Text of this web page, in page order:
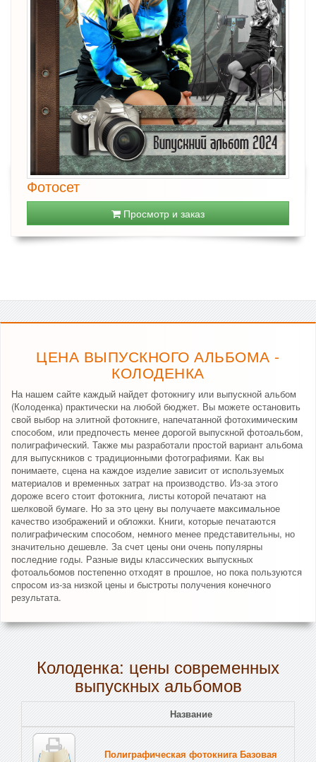
Фотосет
Просмотр и заказ
ЦЕНА ВЫПУСКНОГО АЛЬБОМА -
КОЛОДЕНКА
На нашем сайте каждый найдет фотокнигу или выпускной альбом
(Колоденка) практически на любой бюджет. Вы можете остановить
свой выбор на элитной фотокниге, напечатанной фотохимическим
способом, или предпочесть менее дорогой выпускной фотоальбом,
полиграфический. Также мы разработали простой вариант альбома
для выпускников с традиционными фотографиями. Как вы
понимаете, сцена на каждое изделие зависит от используемых
материалов и временных затрат на производство. Из-за этого
дороже всего стоит фотокнига, листы которой печатают на
шелковой бумаге. Но за это цену вы получаете максимальное
качество изображений и обложки. Книги, которые печатаются
полиграфическим способом, немного менее представительны, но
значительно дешевле. За счет цены они очень популярны
последние годы. Разные виды классических выпускных
фотоальбомов постепенно отходят в прошлое, но пока пользуются
спросом из-за низкой цены и быстроты получения конечного
результата.
Колоденка: цены современных
выпускных альбомов
Название
Полиграфическая фотокнига Базовая